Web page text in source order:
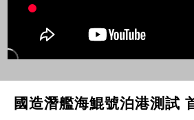
國造潛艦海鯤號泊港測試